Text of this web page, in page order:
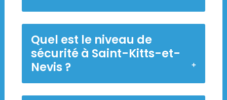
Quel est le niveau de
sécurité à Saint-Kitts-et-
Nevis ?